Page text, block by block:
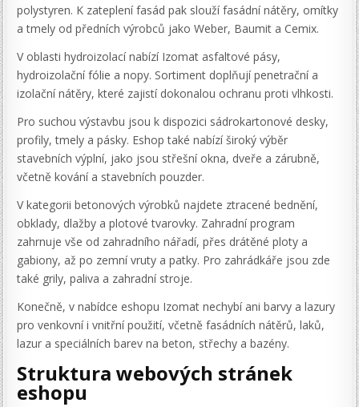
polystyren. K zateplení fasád pak slouží fasádní nátěry, omítky
a tmely od předních výrobců jako Weber, Baumit a Cemix.
V oblasti hydroizolací nabízí Izomat asfaltové pásy,
hydroizolační fólie a nopy. Sortiment doplňují penetrační a
izolační nátěry, které zajistí dokonalou ochranu proti vlhkosti.
Pro suchou výstavbu jsou k dispozici sádrokartonové desky,
profily, tmely a pásky. Eshop také nabízí široký výběr
stavebních výplní, jako jsou střešní okna, dveře a zárubně,
včetně kování a stavebních pouzder.
V kategorii betonových výrobků najdete ztracené bednění,
obklady, dlažby a plotové tvarovky. Zahradní program
zahrnuje vše od zahradního nářadí, přes drátěné ploty a
gabiony, až po zemní vruty a patky. Pro zahrádkáře jsou zde
také grily, paliva a zahradní stroje.
Konečně, v nabídce eshopu Izomat nechybí ani barvy a lazury
pro venkovní i vnitřní použití, včetně fasádních nátěrů, laků,
lazur a speciálních barev na beton, střechy a bazény.
Struktura webových stránek
eshopu